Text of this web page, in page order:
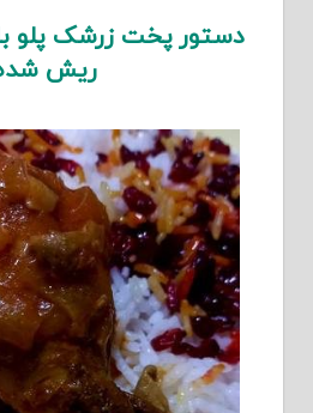
دستور پخت زرشک پلو
ریش